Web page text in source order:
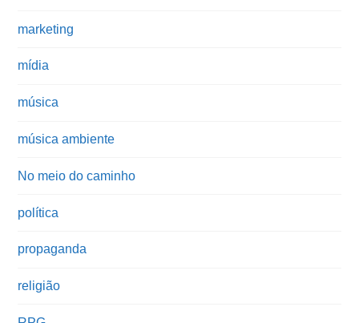
marketing
mídia
música
música ambiente
No meio do caminho
política
propaganda
religião